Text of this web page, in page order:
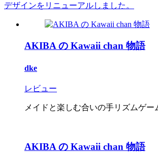
デザインをリニューアルしました。
AKIBA の Kawaii chan 物語
dke
レビュー
メイドと楽しむ合いの手リズムゲー
AKIBA の Kawaii chan 物語